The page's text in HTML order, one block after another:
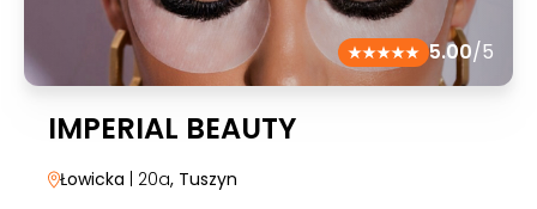
5.00/5
IMPERIAL BEAUTY
Łowicka | 20a, Tuszyn